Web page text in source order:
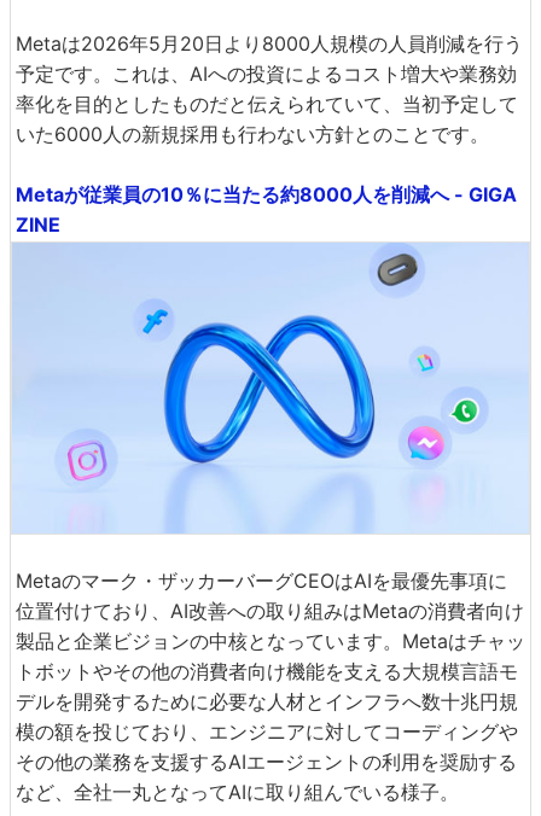
Metaは2026年5月20日より8000人規模の人員削減を行う
予定です。これは、AIへの投資によるコスト増大や業務効
率化を目的としたものだと伝えられていて、当初予定して
いた6000人の新規採用も行わない方針とのことです。
Metaが従業員の10％に当たる約8000人を削減へ - GIGA
ZINE
Metaのマーク・ザッカーバーグCEOはAIを最優先事項に
位置付けており、AI改善への取り組みはMetaの消費者向け
製品と企業ビジョンの中核となっています。Metaはチャッ
トボットやその他の消費者向け機能を支える大規模言語モ
デルを開発するために必要な人材とインフラへ数十兆円規
模の額を投じており、エンジニアに対してコーディングや
その他の業務を支援するAIエージェントの利用を奨励する
など、全社一丸となってAIに取り組んでいる様子。